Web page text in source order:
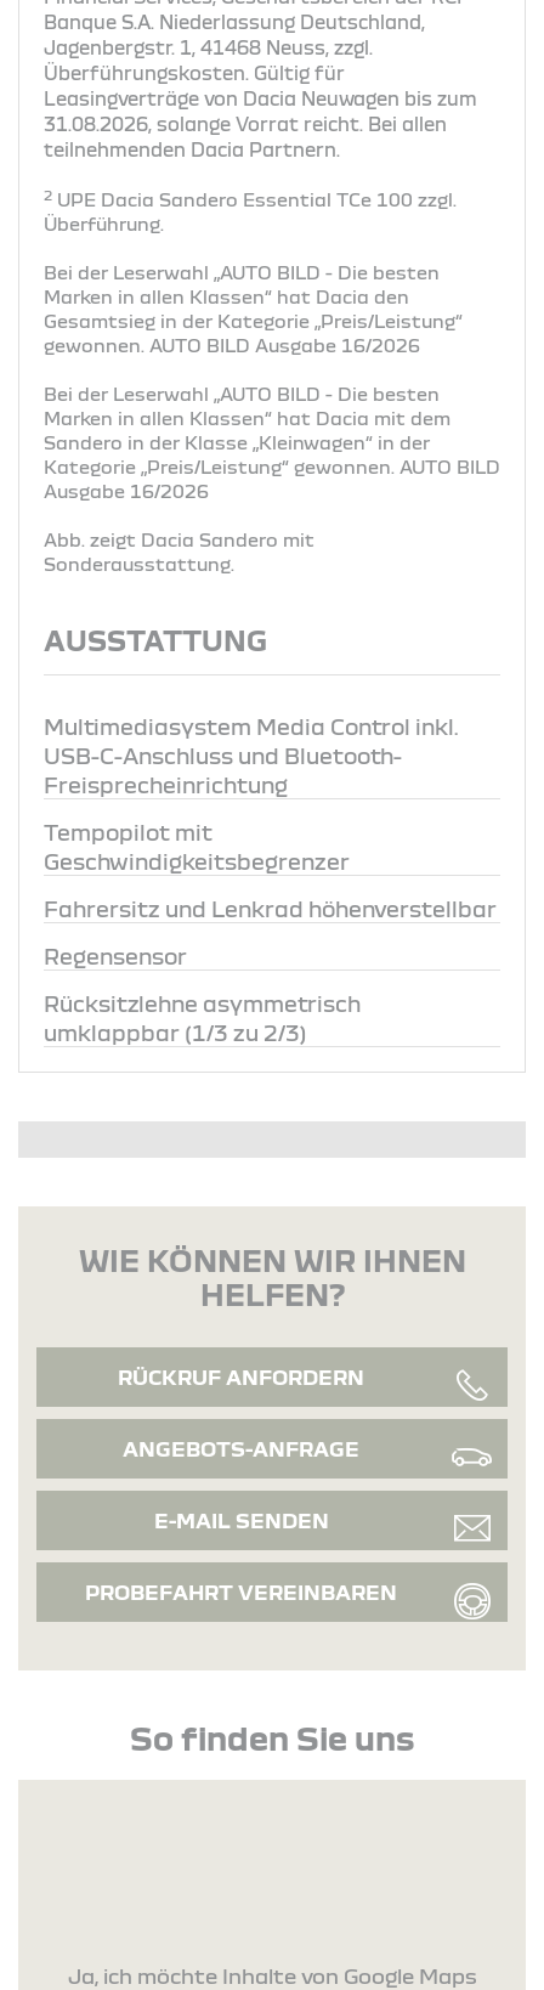
Banque S.A. Niederlassung Deutschland,
Jagenbergstr. 1, 41468 Neuss, zzgl.
Überführungskosten. Gültig für
Leasingverträge von Dacia Neuwagen bis zum
31.08.2026, solange Vorrat reicht. Bei allen
teilnehmenden Dacia Partnern.
2 UPE Dacia Sandero Essential TCe 100 zzgl.
Überführung.
Bei der Leserwahl „AUTO BILD - Die besten
Marken in allen Klassen“ hat Dacia den
Gesamtsieg in der Kategorie „Preis/Leistung“
gewonnen. AUTO BILD Ausgabe 16/2026
Bei der Leserwahl „AUTO BILD - Die besten
Marken in allen Klassen“ hat Dacia mit dem
Sandero in der Klasse „Kleinwagen“ in der
Kategorie „Preis/Leistung“ gewonnen. AUTO BILD
Ausgabe 16/2026
Abb. zeigt Dacia Sandero mit
Sonderausstattung.
AUSSTATTUNG
Multimediasystem Media Control inkl.
USB-C-Anschluss und Bluetooth-
Freisprecheinrichtung
Tempopilot mit
Geschwindigkeitsbegrenzer
Fahrersitz und Lenkrad höhenverstellbar
Regensensor
Rücksitzlehne asymmetrisch
umklappbar (1/3 zu 2/3)
WIE KÖNNEN WIR IHNEN
HELFEN?
RÜCKRUF ANFORDERN
ANGEBOTS-ANFRAGE
E-MAIL SENDEN
PROBEFAHRT VEREINBAREN
So finden Sie uns
Ja, ich möchte Inhalte von Google Maps